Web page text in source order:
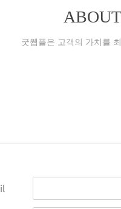
굿웹플은 고객의 가치를